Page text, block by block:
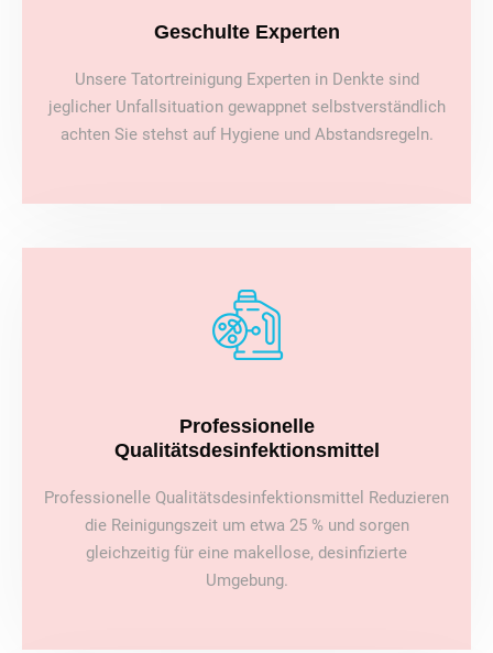
Geschulte Experten
Unsere Tatortreinigung Experten in Denkte sind
jeglicher Unfallsituation gewappnet selbstverständlich
achten Sie stehst auf Hygiene und Abstandsregeln.
Professionelle
Qualitätsdesinfektionsmittel
Professionelle Qualitätsdesinfektionsmittel Reduzieren
die Reinigungszeit um etwa 25 % und sorgen
gleichzeitig für eine makellose, desinfizierte
Umgebung.